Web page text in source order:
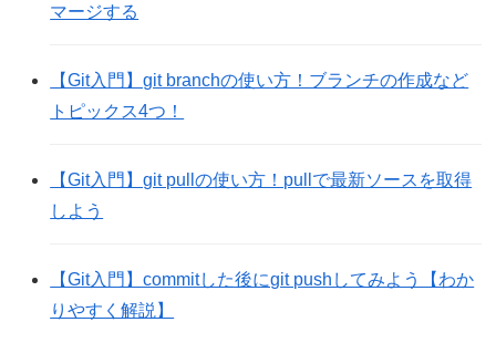
マージする
【Git入門】git branchの使い方！ブランチの作成など
トピックス4つ！
【Git入門】git pullの使い方！pullで最新ソースを取得
しよう
【Git入門】commitした後にgit pushしてみよう【わか
りやすく解説】